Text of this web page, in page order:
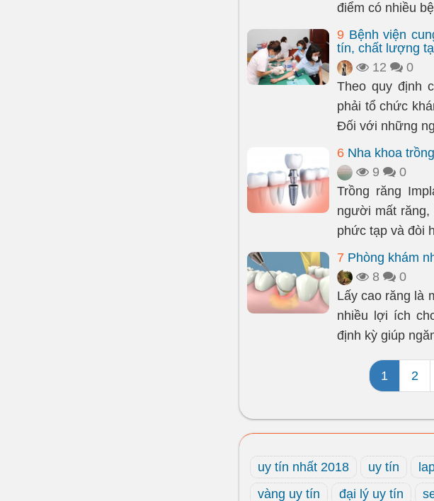
điểm có nhiều
9 Bệnh viện
tín, chất lượng
12
0
Theo quy định
phải tổ chức
Đối với những
6 Nha khoa
9
0
Trồng răng
người mất răng,
phức tạp và đòi
7 Phòng khám
8
0
Lấy cao răng là
nhiều lợi ích
định kỳ giúp
1 2
uy tín nhất 2018 uy tín
vàng uy tín
đại lý uy tín